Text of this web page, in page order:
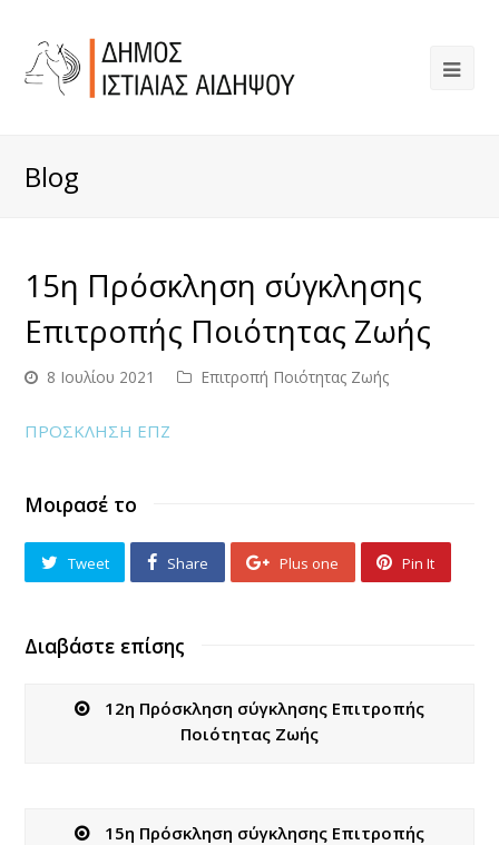
Blog
15η Πρόσκληση σύγκλησης
Επιτροπής Ποιότητας Ζωής
8 Ιουλίου 2021 Επιτροπή Ποιότητας Ζωής
ΠΡΟΣΚΛΗΣΗ ΕΠΖ
Μοιρασέ το
Tweet Share Plus one Pin It
Διαβάστε επίσης
12η Πρόσκληση σύγκλησης Επιτροπής
Ποιότητας Ζωής
15η Πρόσκληση σύγκλησης Επιτροπής